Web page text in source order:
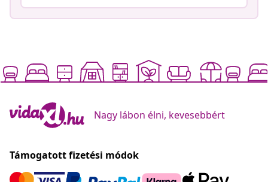
Nagy lábon élni, kevesebbért
Támogatott fizetési módok